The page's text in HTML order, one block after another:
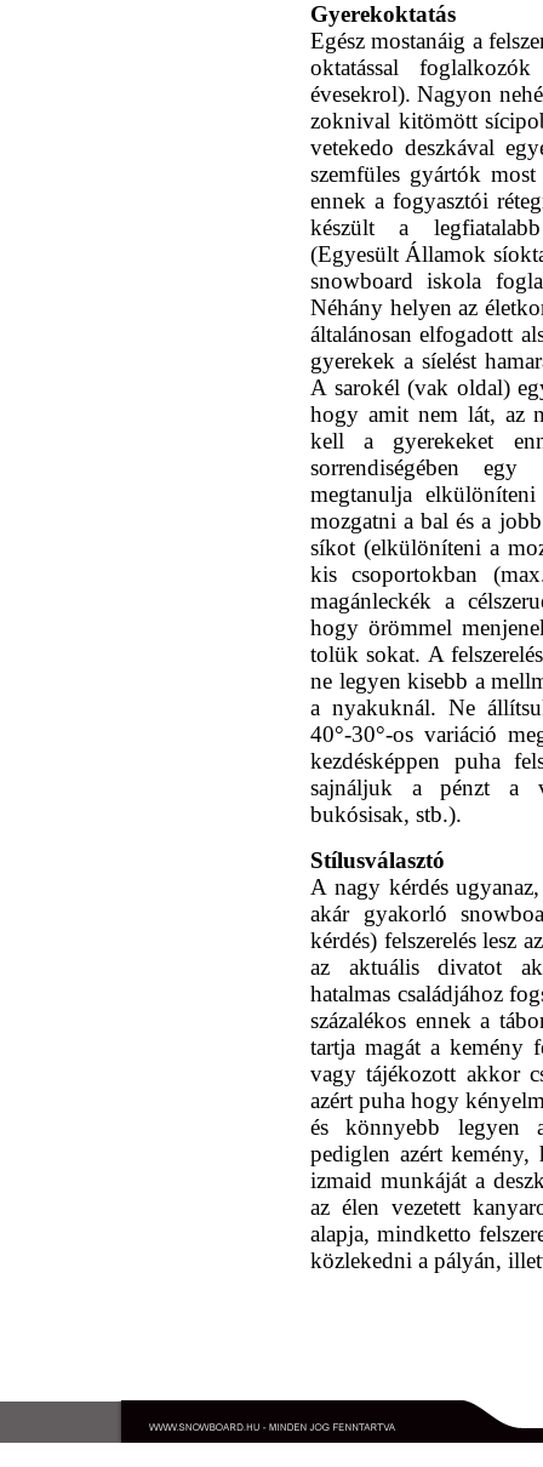
Gyerekoktatás
Egész mostanáig a
oktatással
évesekrol). Nagyon
zoknival kitömött
vetekedo deszkával
szemfüles gyártók
ennek a fogyasztói
készült a
(Egyesült Államok
snowboard iskola
Néhány helyen az
általánosan elfogadott
gyerekek a síelést
A sarokél (vak oldal)
hogy amit nem lát, az
kell a gyerekeket
sorrendiségében
megtanulja
mozgatni a bal és a
síkot (elkülöníteni a
kis csoportokban
magánleckék a
hogy örömmel
tolük sokat. A
ne legyen kisebb a
a nyakuknál. Ne
40°-30°-os variáció
kezdésképpen puha
sajnáljuk a pénzt a
bukósisak, stb.).
Stílusválasztó
A nagy kérdés
akár gyakorló
kérdés) felszerelés lesz
az aktuális divatot
hatalmas családjához
százalékos ennek a
tartja magát a kemény
vagy tájékozott akkor
azért puha hogy
és könnyebb legyen
pediglen azért
izmaid munkáját a
az élen vezetett
alapja, mindketto
közlekedni a pályán,